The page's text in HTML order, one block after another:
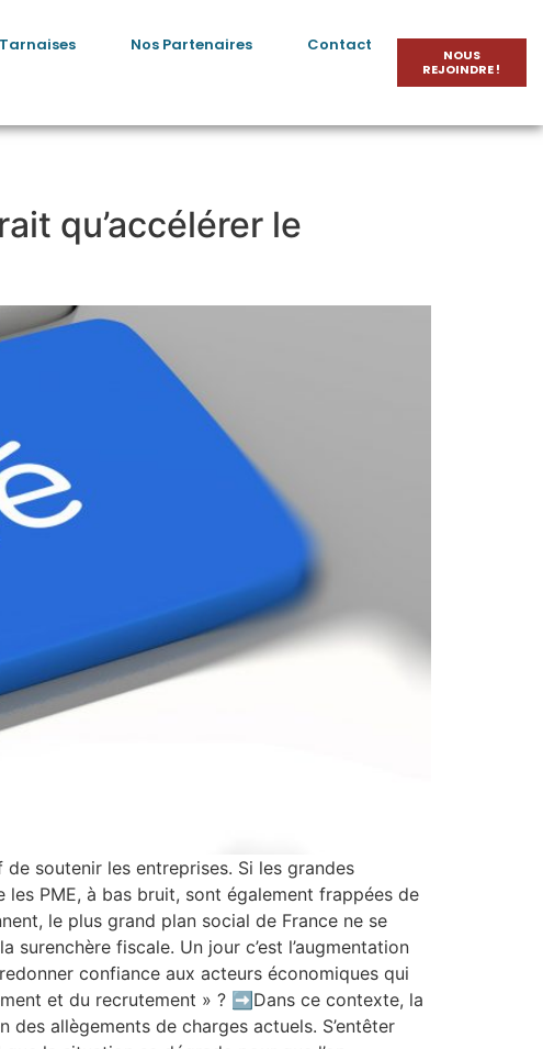
Tarnaises Nos Partenaires Contact
NOUS
REJOINDRE !
qu’accélérer le
soutenir les entreprises. Si les grandes
PME, à bas bruit, sont également frappées de
le plus grand plan social de France ne se
fiscale. Un jour c’est l’augmentation
confiance aux acteurs économiques qui
et du recrutement » ? ➡️Dans ce contexte, la
allègements de charges actuels. S’entêter